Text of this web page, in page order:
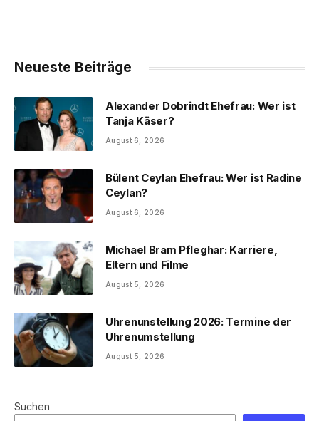
Neueste Beiträge
Alexander Dobrindt Ehefrau: Wer ist
Tanja Käser?
August 6, 2026
Bülent Ceylan Ehefrau: Wer ist Radine
Ceylan?
August 6, 2026
Michael Bram Pfleghar: Karriere,
Eltern und Filme
August 5, 2026
Uhrenunstellung 2026: Termine der
Uhrenumstellung
August 5, 2026
Suchen